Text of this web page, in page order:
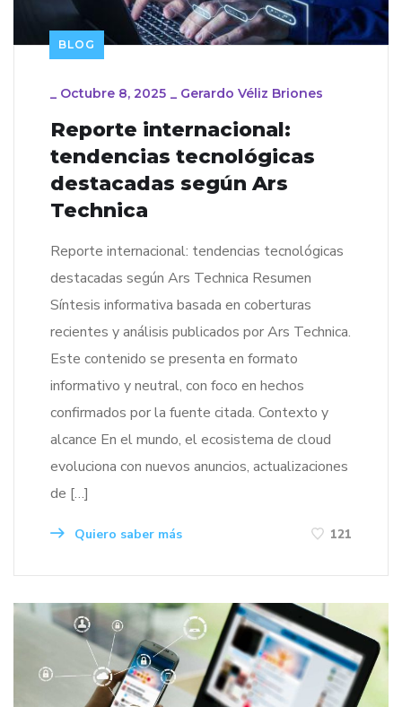
BLOG
_ Octubre 8, 2025 _ Gerardo Véliz Briones
Reporte internacional:
tendencias tecnológicas
destacadas según Ars
Technica
Reporte internacional: tendencias tecnológicas
destacadas según Ars Technica Resumen
Síntesis informativa basada en coberturas
recientes y análisis publicados por Ars Technica.
Este contenido se presenta en formato
informativo y neutral, con foco en hechos
confirmados por la fuente citada. Contexto y
alcance En el mundo, el ecosistema de cloud
evoluciona con nuevos anuncios, actualizaciones
de […]
Quiero saber más 121